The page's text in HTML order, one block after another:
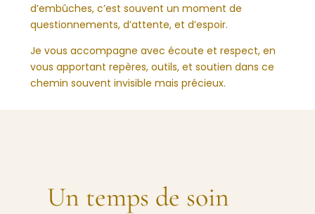
d’embûches, c’est souvent un moment de
questionnements, d’attente, et d’espoir.
Je vous accompagne avec écoute et respect, en
vous apportant repères, outils, et soutien dans ce
chemin souvent invisible mais précieux.
Un temps de soin